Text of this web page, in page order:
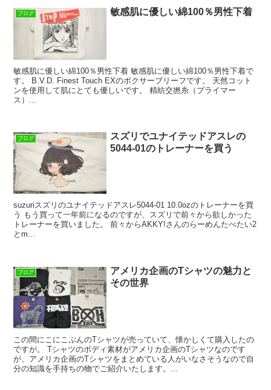
ブログ 敏感肌に優しい綿100％男性下着
敏感肌に優しい綿100％男性下着 敏感肌に優しい綿100％男性下着で
す。 B.V.D. Finest Touch EXのボクサーブリーフです。 天然コット
ンを使用して肌にとても優しいです。 精紡交撚糸（プライマー
ス）...
ブログ
スズリでユナイテッドアスレの
5044-01のトレーナーを買う
suzuriスズリのユナイテッドアスレ5044-01 10.0ozのトレーナーを買
う もう買って一年前になるのですが、スズリで前々から欲しかった
トレーナーを買いました。 前々からAKKY!さんのらーめんたべたい2
とm...
ブログ
アメリカ企画のTシャツの魅力と
その世界
この間にこにこぷんのTシャツが売っていて、懐かしくて購入したの
ですが。 Tシャツのボディ素材がアメリカ企画のTシャツなのです
が、アメリカ企画のTシャツをまとめている人がいなさそうなので自
分の知識を手持ちの物でご紹介いたします。...